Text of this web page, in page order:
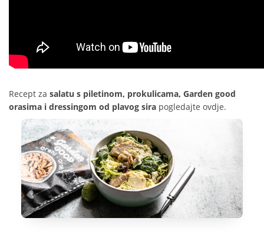
Recept za salatu s piletinom, prokulicama, Garden good
orasima i dressingom od plavog sira pogledajte ovdje.